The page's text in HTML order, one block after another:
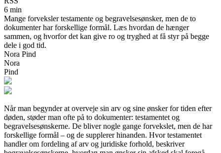
6 min
Mange forveksler testamente og begravelsesønsker, men de to
dokumenter har forskellige formål. Læs hvordan de hænger
sammen, og hvorfor det kan give ro og tryghed at få styr på begge
dele i god tid.
Nora Pind
Nora
Pind
Når man begynder at overveje sin arv og sine ønsker for tiden efter
døden, støder man ofte på to dokumenter: testamentet og
begravelsesønskerne. De bliver nogle gange forvekslet, men de har
forskellige formål – og de supplerer hinanden. Hvor testamentet
handler om fordeling af arv og juridiske forhold, beskriver